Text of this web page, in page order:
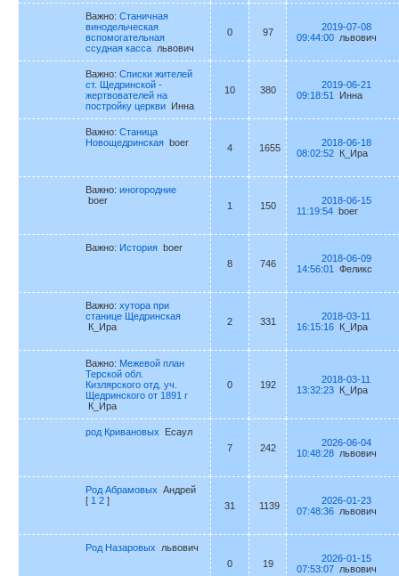
Важно: Станичная
винодельческая
вспомогательная
ссудная касса львович
0 97
2019-07-08
09:44:00 львович
Важно: Списки жителей
ст. Щедринской -
жертвователей на
постройку церкви Инна
10 380
2019-06-21
09:18:51
Инна
Важно: Станица
Новощедринская boer 4 1655
2018-06-18
08:02:52 К_Ира
Важно: иногородние
boer
1 150
2018-06-15
11:19:54 boer
Важно: История boer
8
746
2018-06-09
14:56:01
Феликс
Важно: хутора при
станице Щедринская
К_Ира
2 331
2018-03-11
16:15:16 К_Ира
Важно: Межевой план
Терской обл.
Кизлярского отд. уч.
Щедринского от 1891 г
К_Ира
0 192
2018-03-11
13:32:23 К_Ира
род Кривановых
Есаул
7
242
2026-06-04
10:48:28 львович
Род Абрамовых Андрей
[ 1 2 ] 31 1139
2026-01-23
07:48:36 львович
Род Назаровых
львович
0
19
2026-01-15
07:53:07 львович